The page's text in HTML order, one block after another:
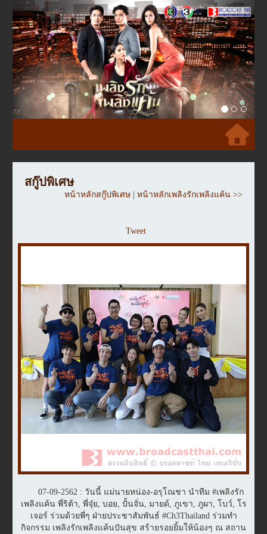
Previous Next
สกู๊ปพิเศษ
หน้าหลักสกู๊ปพิเศษ หน้าหลักเพลิงรักเพลิงแค้น >>
Tweet
07-09-2562 : วันนี้ แม่นายหน่อง-อรุโณชา นำทีม #เพลิงรัก
เพลิงแค้น พี่ริต้า, พี่จุ๋ย, บอย, ปั้นจั่น, มายด์, ภูเขา, ภูผา, โบว์, โร
เจอร์ ร่วมด้วยพี่ๆ ฝ่ายประชาสัมพันธ์ #Ch3Thailand ร่วมทำ
กิจกรรม เพลิงรักเพลิงแค้นปันสุข สร้ายรอยยิ้มให้น้องๆ ณ สถาน